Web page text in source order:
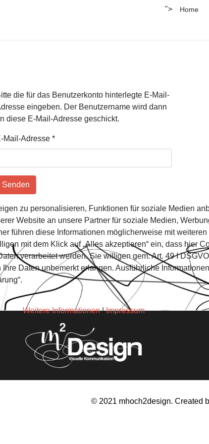
"> Home
die für das Benutzerkonto hinterlegte E-Mail-
eingeben. Der Benutzername wird dann
diese E-Mail-Adresse geschickt.
Mail-Adresse*
Senden
© 2021 mhoch2design. Created
zu personalisieren, Funktionen für soziale Medien
Website an unsere Partner für soziale Medien,
führen diese Informationen möglicherweise mit
mit dem Klick auf „Alles akzeptieren“ ein, dass hier
verarbeitet werden. Sie willigen gem. Art. 49 I
Daten unbemerkt erlangen. Ausführliche
Weitere Informationen|Impressum